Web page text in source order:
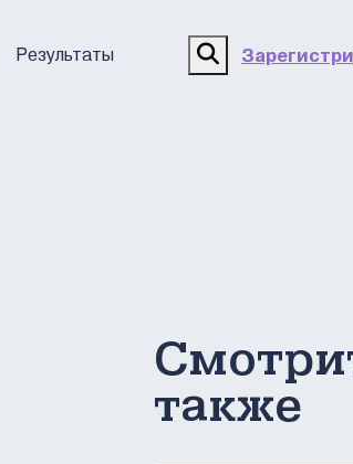
Результаты Поиск
также